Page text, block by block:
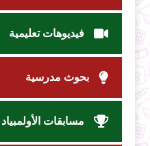
فيديوهات تعليمية
بحوث مدرسية
مسابقات الأولمبياد